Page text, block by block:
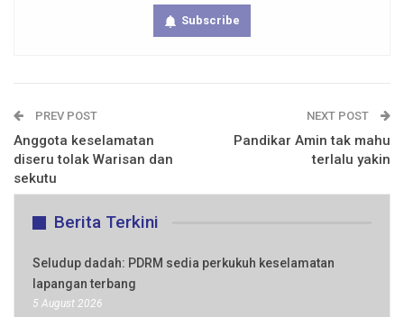
Subscribe
PREV POST
Anggota keselamatan
diseru tolak Warisan dan
sekutu
NEXT POST
Pandikar Amin tak mahu
terlalu yakin
Berita Terkini
Seludup dadah: PDRM sedia perkukuh keselamatan
lapangan terbang
5 August 2026